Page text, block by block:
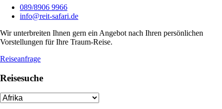
089/8906 9966
info@reit-safari.de
Wir unterbreiten Ihnen gern ein Angebot nach Ihren persönlichen
Vorstellungen für Ihre Traum-Reise.
Reiseanfrage
Reisesuche